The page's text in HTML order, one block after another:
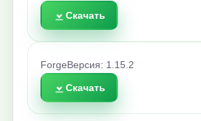
Скачать
Forge Версия: 1.15.2
Скачать